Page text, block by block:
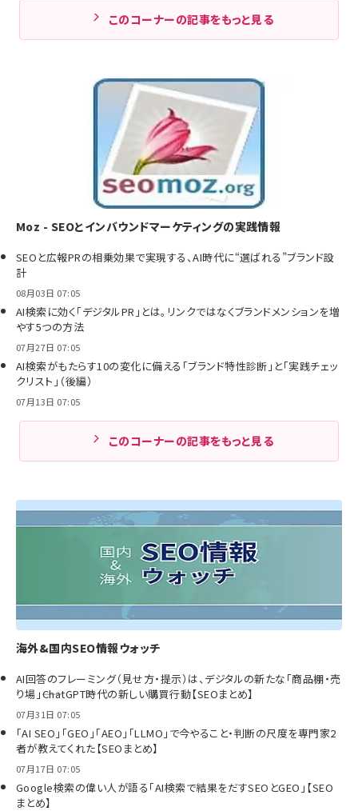
このコーナーの記事をもっと見る
Moz - SEOとインバウンドマーケティングの実践情報
SEOと広報PRの相乗効果で実現する、AI時代に“選ばれる”ブランド設
計
08月03日 07:05
AI検索に効く「デジタルPR」とは。リンクではなくブランドメンションを増
やす5つの方法
07月27日 07:05
AI検索がもたらす10の変化に備える「ブランド特性診断」と「実践チェッ
クリスト」（後編）
07月13日 07:05
このコーナーの記事をもっと見る
海外&国内SEO情報ウォッチ
AI回答のフレーミング（見せ方・提示）は、デジタルの新たな「商品棚・売
り場」――ChatGPT時代の新しい購買行動【SEOまとめ】
07月31日 07:05
「AI SEO」「GEO」「AEO」「LLMO」で今やること・判断の尺度を専門家2
者が教えてくれた【SEOまとめ】
07月17日 07:05
Google検索の偉い人が語る「AI検索で結果をだすSEOとGEO」【SEO
まとめ】